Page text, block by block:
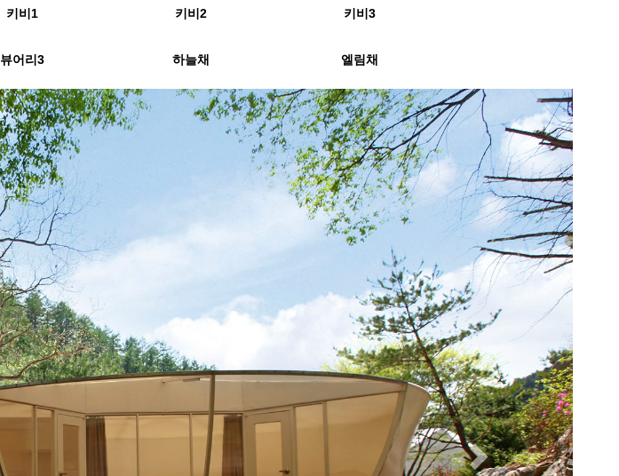
키비1 키비2 키비3
뷰어리3 하늘채 엘림채